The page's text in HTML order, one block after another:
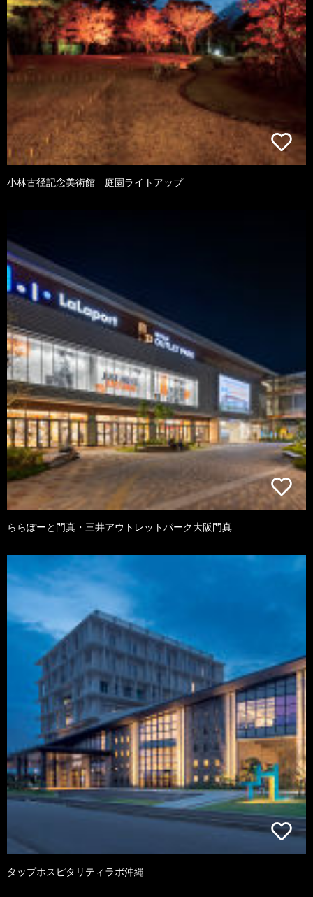
小林古径記念美術館 庭園ライトアップ
ららぽーと門真・三井アウトレットパーク大阪門真
タップホスピタリティラボ沖縄